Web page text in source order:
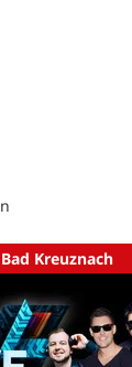
Kreuznach